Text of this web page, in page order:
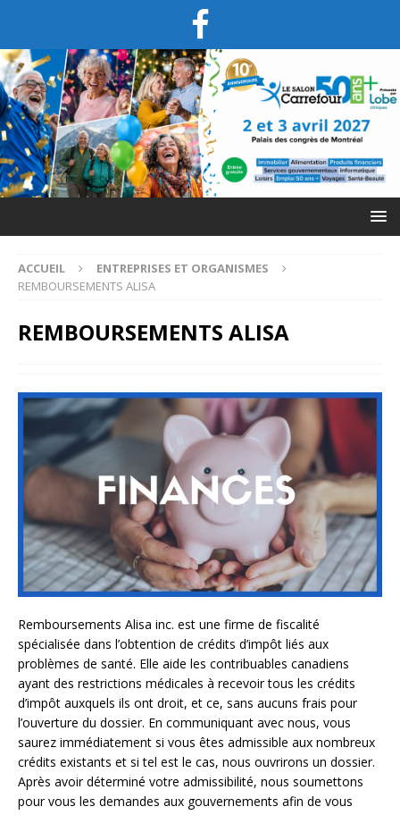
ACCUEIL
ENTREPRISES ET ORGANISMES
REMBOURSEMENTS ALISA
REMBOURSEMENTS ALISA
Remboursements Alisa inc. est une firme de fiscalité
spécialisée dans l’obtention de crédits d’impôt liés aux
problèmes de santé. Elle aide les contribuables canadiens
ayant des restrictions médicales à recevoir tous les crédits
d’impôt auxquels ils ont droit, et ce, sans aucuns frais pour
l’ouverture du dossier. En communiquant avec nous, vous
saurez immédiatement si vous êtes admissible aux nombreux
crédits existants et si tel est le cas, nous ouvrirons un dossier.
Après avoir déterminé votre admissibilité, nous soumettons
pour vous les demandes aux gouvernements afin de vous